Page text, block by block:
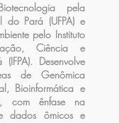
pela
do Pará (UFPA) e
pelo Instituto
Ciência e
Desenvolve
de Genômica
Bioinformática e
com ênfase na
dados ômicos e